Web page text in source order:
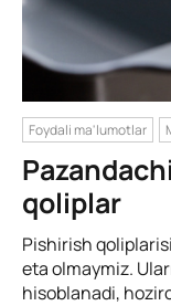
Foydali ma'lumotlar
qoliplar
Pishirish
eta olmaymiz.
hisoblanadi,